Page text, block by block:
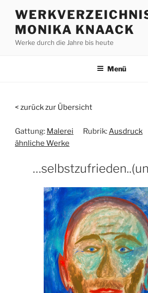
Inhalt
springenMONIKA KNAACK
Werke durch die Jahre bis heute
Menü
< zurück zur Übersicht
Gattung: Malerei Rubrik: Ausdruck
ähnliche Werke